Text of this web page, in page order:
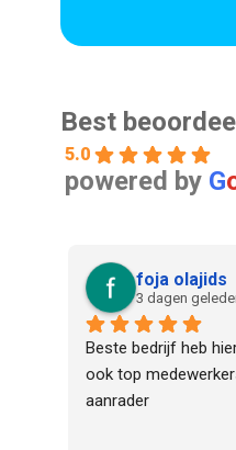
Best
5.0
powered by G
foja olajids
3 dagen
Beste bedrijf heb
ook top
aanrader